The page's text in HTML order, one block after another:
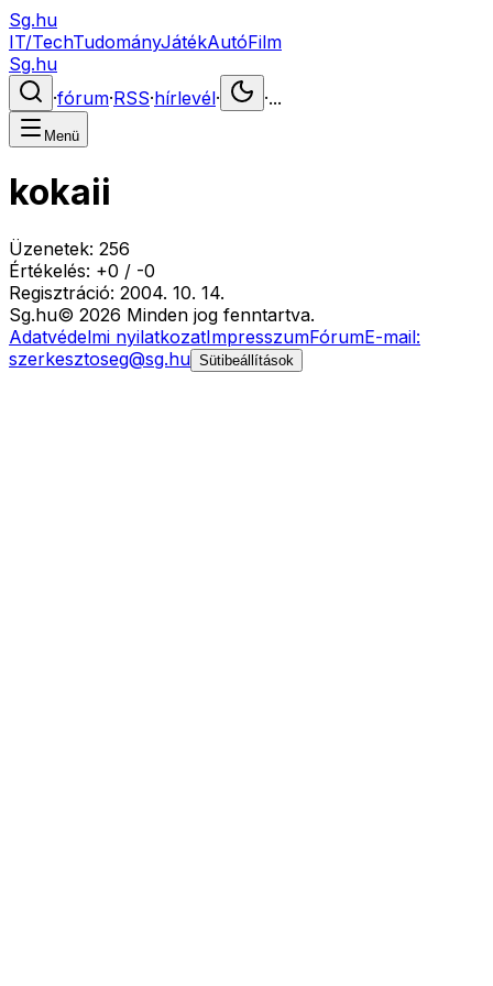
Sg.hu
IT/TechTudományJátékAutóFilm
Sg.hu
·fórum·RSS·hírlevél· ·...
Menü
kokaii
Üzenetek: 256
Értékelés: +0 / -0
Regisztráció: 2004. 10. 14.
Sg.hu© 2026 Minden jog fenntartva.
Adatvédelmi nyilatkozatImpresszumFórumE-mail:
szerkesztoseg@sg.hu Sütibeállítások